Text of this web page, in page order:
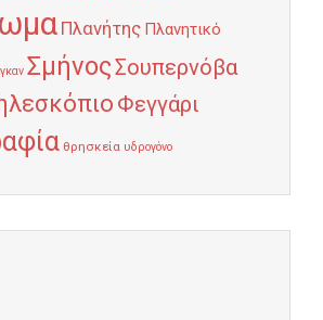
Πλανήτης Πλανητικό
ΣμήνοςΣουπερνόβα
Φεγγάρι
θρησκεία υδρογόνο